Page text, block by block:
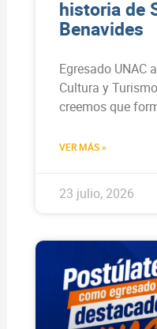
historia de
Benavides
Egresado UNAC
Cultura y
creemos que
VER MÁS »
23 julio, 2026